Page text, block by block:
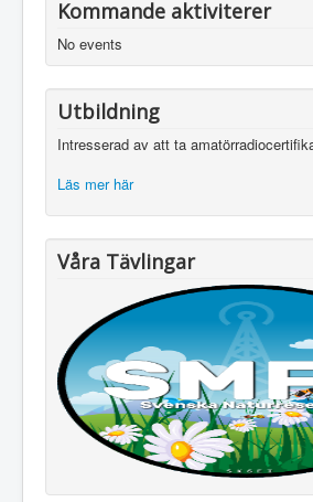
Kommande aktiviterer
No events
Utbildning
Intresserad av att ta
Läs mer här
Våra Tävlingar